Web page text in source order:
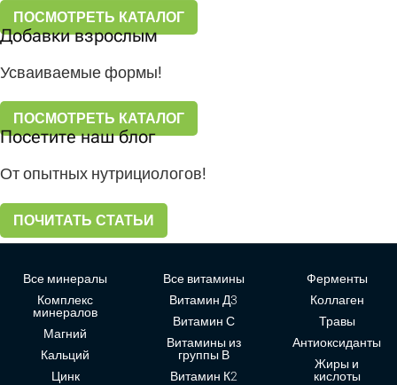
ПОСМОТРЕТЬ КАТАЛОГ
Добавки взрослым
Усваиваемые формы!
ПОСМОТРЕТЬ КАТАЛОГ
Посетите наш блог
От опытных нутрициологов!
ПОЧИТАТЬ СТАТЬИ
Все минералы
Комплекс
минералов
Магний
Кальций
Цинк
Все витамины
Витамин Д3
Витамин С
Витамины из
группы В
Витамин К2
Ферменты
Коллаген
Травы
Антиоксиданты
Жиры и
кислоты